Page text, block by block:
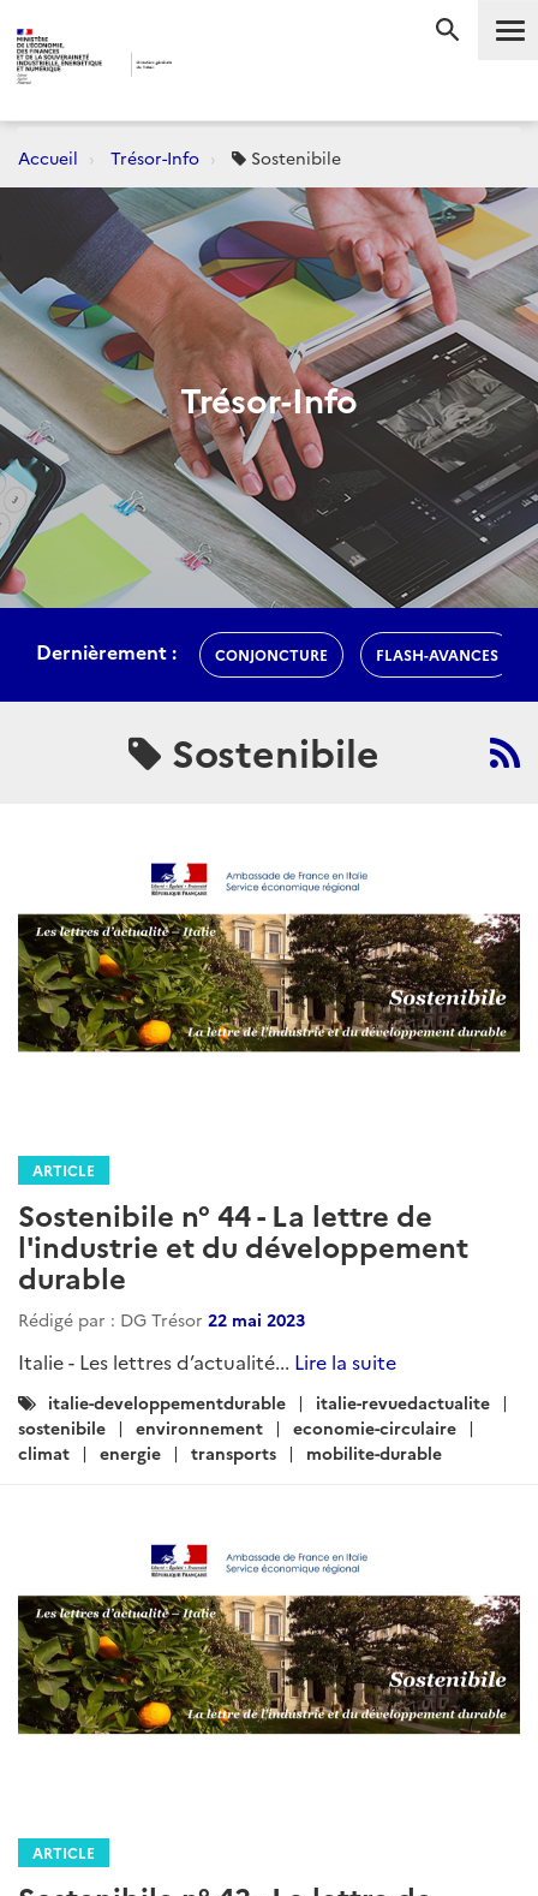
Accueil Trésor-Info Sostenibile
Trésor-Info
Dernièrement : CONJONCTURE FLASH-AVANCES
Sostenibile
ARTICLE
Sostenibile n° 44 - La lettre de
l'industrie et du développement
durable
Rédigé par : DG Trésor 22 mai 2023
Italie - Les lettres d’actualité... Lire la suite
Catégories
:
italie-developpementdurable
italie-revuedactualite
sostenibile
environnement
economie-circulaire
climat
energie transports mobilite-durable
ARTICLE